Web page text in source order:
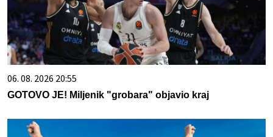
06. 08. 2026 20:55
GOTOVO JE! Miljenik "grobara" objavio kraj